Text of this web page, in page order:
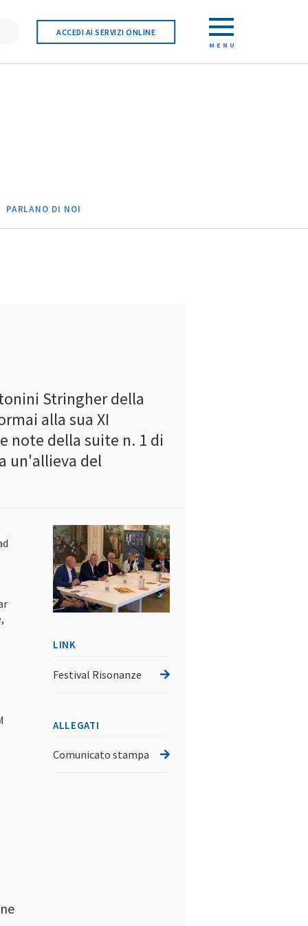
ACCEDI AI SERVIZI ONLINE
MENU
PARLANO DI NOI
Stringher della
alla sua XI
note della suite n. 1 di
un'allieva del
LINK
Festival Risonanze
ALLEGATI
Comunicato stampa